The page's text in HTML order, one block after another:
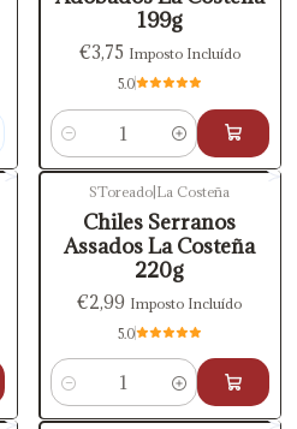
199g
€3,75 Imposto Incluído
5.0
Quantidade
SToreado La Costeña
Chiles Serranos
Assados La Costeña
220g
€2,99 Imposto Incluído
5.0
Quantidade